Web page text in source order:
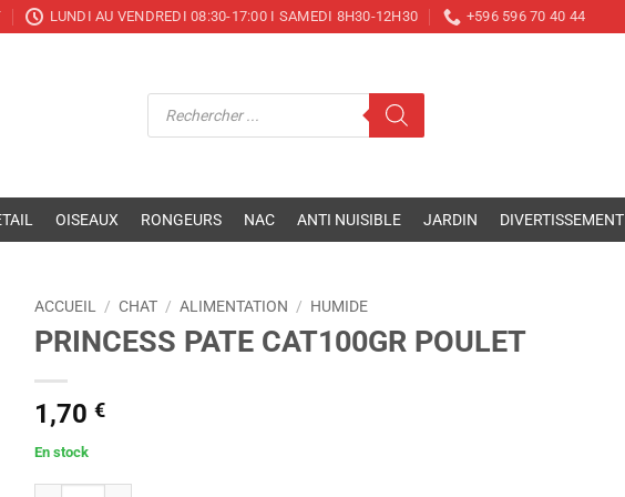
LUNDI AU VENDREDI 08:30-17:00 I SAMEDI 8H30-12H30 +596 596 70 40 44
Recherche
OISEAUX RONGEURS NAC ANTI NUISIBLE JARDIN DIVERTISSEMENT
ACCUEIL / CHAT / ALIMENTATION / HUMIDE
PRINCESS PATE CAT100GR POULET
1,70 €
En stock